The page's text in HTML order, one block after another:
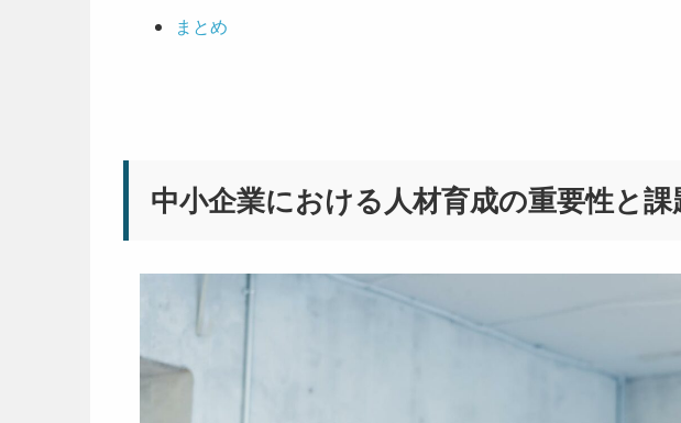
まとめ
中小企業における人材育成の重要性と課